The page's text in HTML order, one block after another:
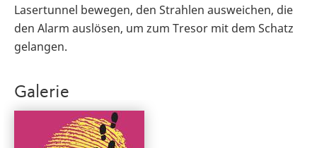
Lasertunnel bewegen, den Strahlen ausweichen, die
den Alarm auslösen, um zum Tresor mit dem Schatz
gelangen.
Galerie